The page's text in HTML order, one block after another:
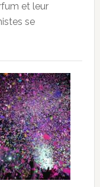
et leur
se